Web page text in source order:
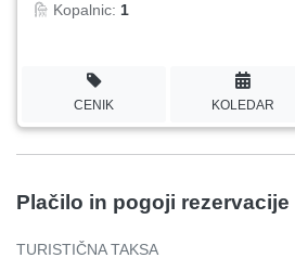
Kopalnic: 1
CENIK KOLEDAR
Plačilo in pogoji rezervacije
TURISTIČNA TAKSA